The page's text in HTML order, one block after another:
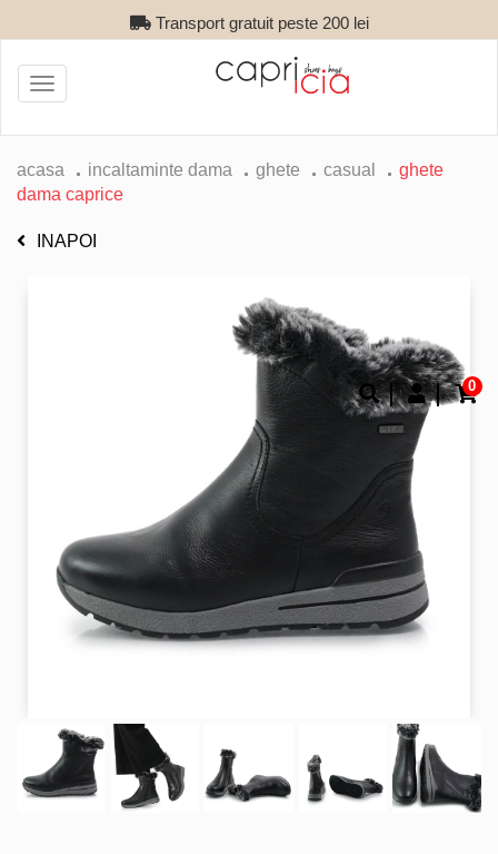
Transport gratuit peste 200 lei
0
Toggle
navigation
acasa incaltaminte dama ghete casual
ghete
dama caprice
INAPOI